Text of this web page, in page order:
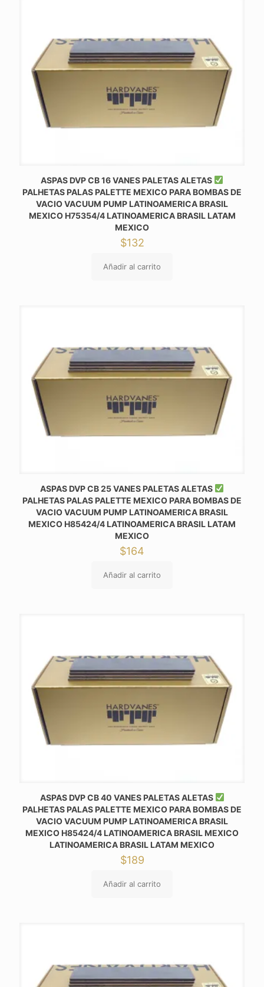
ASPAS DVP CB 16 VANES PALETAS ALETAS
PALHETAS PALAS PALETTE MEXICO PARA BOMBAS DE
VACIO VACUUM PUMP LATINOAMERICA BRASIL
MEXICO H75354/4 LATINOAMERICA BRASIL LATAM
MEXICO
$132
Añadir al carrito
ASPAS DVP CB 25 VANES PALETAS ALETAS
PALHETAS PALAS PALETTE MEXICO PARA BOMBAS DE
VACIO VACUUM PUMP LATINOAMERICA BRASIL
MEXICO H85424/4 LATINOAMERICA BRASIL LATAM
MEXICO
$164
Añadir al carrito
ASPAS DVP CB 40 VANES PALETAS ALETAS
PALHETAS PALAS PALETTE MEXICO PARA BOMBAS DE
VACIO VACUUM PUMP LATINOAMERICA BRASIL
MEXICO H85424/4 LATINOAMERICA BRASIL MEXICO
LATINOAMERICA BRASIL LATAM MEXICO
$189
Añadir al carrito